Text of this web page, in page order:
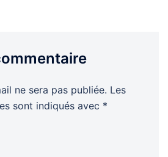
ne sera pas publiée. Les
sont indiqués avec *